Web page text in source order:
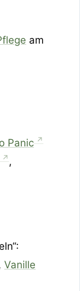
am
Panic
,
Vanille